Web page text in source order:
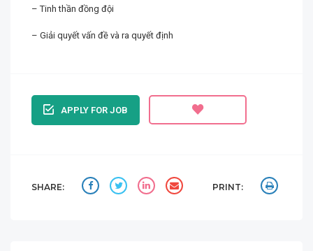
– Tinh thần đồng đội
– Giải quyết vấn đề và ra quyết định
APPLY FOR JOB
SHARE: PRINT: